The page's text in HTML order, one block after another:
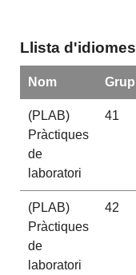
Llista d'idiomes
Nom Grup
(PLAB)
Pràctiques
de
laboratori
41
(PLAB)
Pràctiques
de
laboratori
42